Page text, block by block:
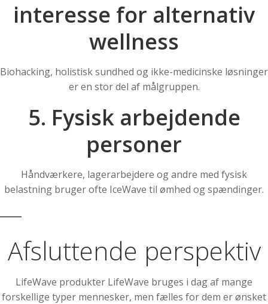
interesse for alternativ
wellness
Biohacking, holistisk sundhed og ikke-medicinske løsninger
er en stor del af målgruppen.
5. Fysisk arbejdende
personer
Håndværkere, lagerarbejdere og andre med fysisk
belastning bruger ofte IceWave til ømhed og spændinger.
Afsluttende perspektiv
LifeWave produkter LifeWave bruges i dag af mange
forskellige typer mennesker, men fælles for dem er ønsket